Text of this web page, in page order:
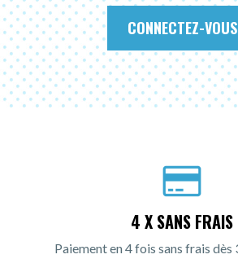
CONNECTEZ-VOUS
4 X SANS FRAIS
Paiement en 4 fois sans frais